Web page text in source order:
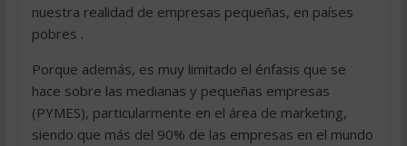
nuestra realidad de empresas pequeñas, en países
pobres .
Porque además, es muy limitado el énfasis que se
hace sobre las medianas y pequeñas empresas
(PYMES), particularmente en el área de marketing,
siendo que más del 90% de las empresas en el mundo